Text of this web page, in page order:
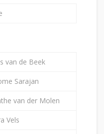
van de Beek
Sarajan
van der Molen
Vels